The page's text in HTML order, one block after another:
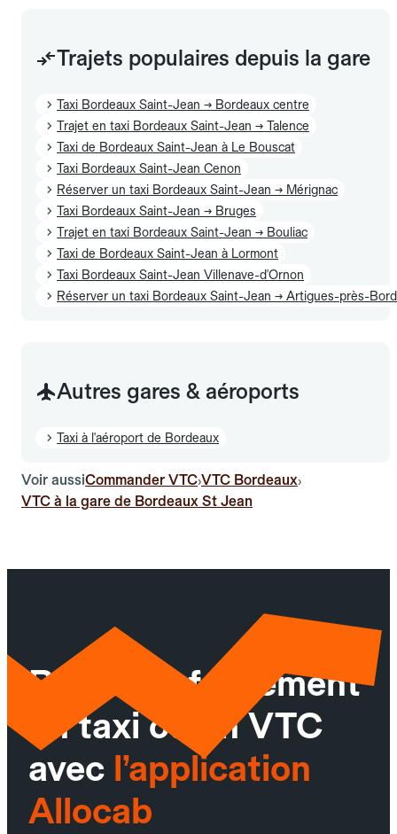
Trajets populaires depuis la gare
Taxi Bordeaux Saint-Jean → Bordeaux centre
Trajet en taxi Bordeaux Saint-Jean → Talence
Taxi de Bordeaux Saint-Jean à Le Bouscat
Taxi Bordeaux Saint-Jean Cenon
Réserver un taxi Bordeaux Saint-Jean → Mérignac
Taxi Bordeaux Saint-Jean → Bruges
Trajet en taxi Bordeaux Saint-Jean → Bouliac
Taxi de Bordeaux Saint-Jean à Lormont
Taxi Bordeaux Saint-Jean Villenave-d'Ornon
Réserver un taxi Bordeaux Saint-Jean → Artigues-près-
Autres gares & aéroports
Taxi à l'aéroport de Bordeaux
Voir aussiCommander VTC›VTC Bordeaux›
VTC à la gare de Bordeaux St Jean
Réservez facilement
un taxi ou un VTC
avec l’application
Allocab